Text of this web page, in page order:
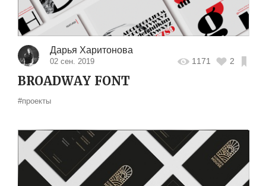
Дарья Харитонова
02 сен. 2019 1171 2
BROADWAY FONT
#проекты